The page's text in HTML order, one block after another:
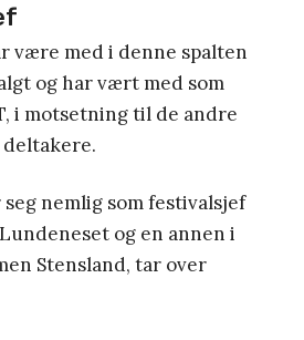
være med i denne spalten
og har vært med som
i motsetning til de andre
deltakere.
nemlig som festivalsjef
og en annen i
Stensland, tar over